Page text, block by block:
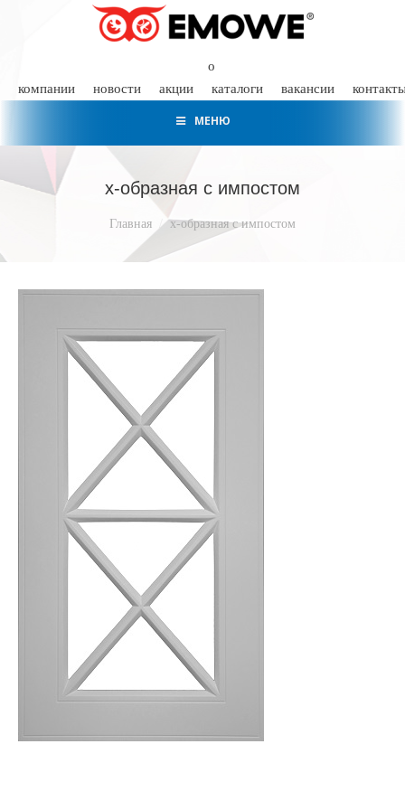
о
компании
новости акции каталоги вакансии
МЕНЮ
х-образная с импостом
Главная х-образная с импостом